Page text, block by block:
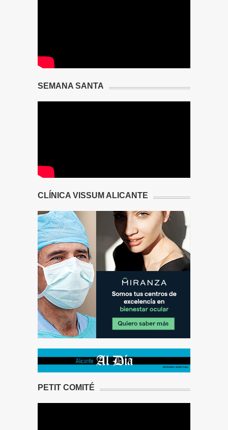
SEMANA SANTA
CLÍNICA VISSUM ALICANTE
PETIT COMITÉ